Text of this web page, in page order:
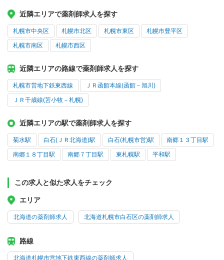
近隣エリアで薬剤師求人を探す
札幌市中央区 札幌市北区 札幌市東区 札幌市豊平区
札幌市南区 札幌市西区
近隣エリアの路線で薬剤師求人を探す
札幌市営地下鉄東西線 ＪＲ函館本線(函館－旭川)
ＪＲ千歳線(苫小牧－札幌)
近隣エリアの駅で薬剤師求人を探す
菊水駅 白石(ＪＲ北海道)駅 白石(札幌市営)駅 南郷１３丁目駅
南郷１８丁目駅 南郷７丁目駅 東札幌駅 平和駅
この求人と似た求人をチェック
エリア
北海道の薬剤師求人 北海道札幌市白石区の薬剤師求人
路線
北海道札幌市営地下鉄東西線の薬剤師求人